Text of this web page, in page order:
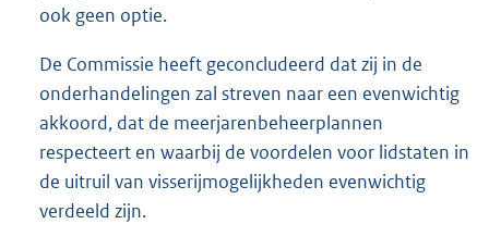
ook geen optie.
De Commissie heeft geconcludeerd dat zij in de
onderhandelingen zal streven naar een evenwichtig
akkoord, dat de meerjarenbeheerplannen
respecteert en waarbij de voordelen voor lidstaten in
de uitruil van visserijmogelijkheden evenwichtig
verdeeld zijn.